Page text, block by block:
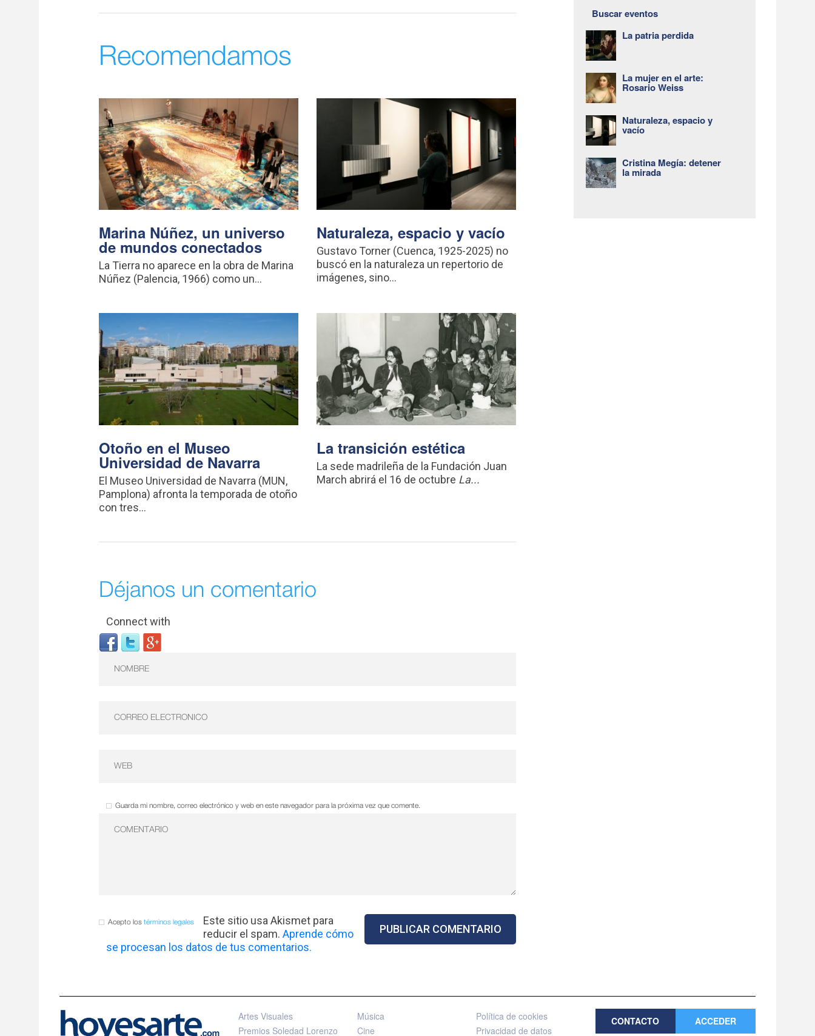
Recomendamos
Marina Núñez, un universo
de mundos conectados
La Tierra no aparece en la obra de Marina
Núñez (Palencia, 1966) como un...
Naturaleza, espacio y vacío
Gustavo Torner (Cuenca, 1925-2025) no
buscó en la naturaleza un repertorio de
imágenes, sino...
Otoño en el Museo
Universidad de Navarra
El Museo Universidad de Navarra (MUN,
Pamplona) afronta la temporada de otoño
con tres...
La transición estética
La sede madrileña de la Fundación Juan
March abrirá el 16 de octubre La...
Déjanos un comentario
Connect with
Guarda mi nombre, correo electrónico y web en este navegador para la próxima vez que comente.
Acepto los términos legales
Este sitio usa Akismet para
reducir el spam. Aprende cómo
se procesan los datos de tus comentarios.
Buscar eventos
La patria perdida
La mujer en el arte:
Rosario Weiss
Naturaleza, espacio y
vacío
Cristina Megía: detener
la mirada
Artes Visuales
Premios Soledad Lorenzo
Música
Cine
Política de cookies
Privacidad de datos
CONTACTO ACCEDER